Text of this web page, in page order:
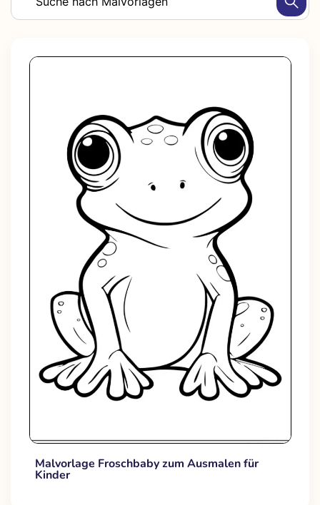
Malvorlage Froschbaby zum Ausmalen für
Kinder